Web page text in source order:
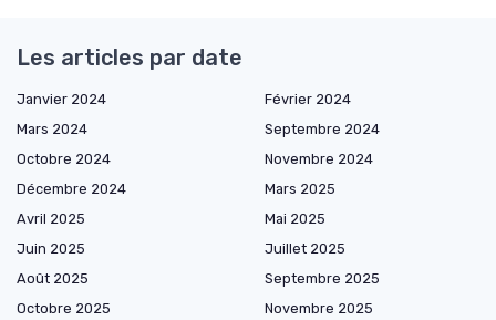
Les articles par date
Janvier 2024
Février 2024
Mars 2024
Septembre 2024
Octobre 2024
Novembre 2024
Décembre 2024
Mars 2025
Avril 2025
Mai 2025
Juin 2025
Juillet 2025
Août 2025
Septembre 2025
Octobre 2025
Novembre 2025